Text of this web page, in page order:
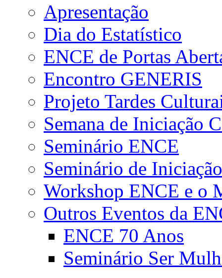
Apresentação
Dia do Estatístico
ENCE de Portas
Encontro GENERIS
Projeto Tardes
Semana de Iniciação
Seminário ENCE
Seminário de
Workshop ENCE e o
Outros Eventos da
ENCE 70 Anos
Seminário Ser